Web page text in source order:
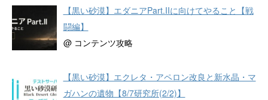
【黒い砂漠】エダニアPart.IIに向けてやること【戦
闘編】
@ コンテンツ攻略
【黒い砂漠】エクレタ・アペロン改良と新水晶・マ
ガハンの遺物【8/7研究所(2/2)】